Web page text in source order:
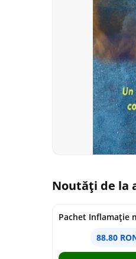
Noutăți de la
88.80